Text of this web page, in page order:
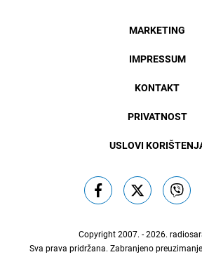
MARKETING
IMPRESSUM
KONTAKT
PRIVATNOST
USLOVI
Copyright 2007. - 2026.
Sva prava pridržana. Zabranjeno